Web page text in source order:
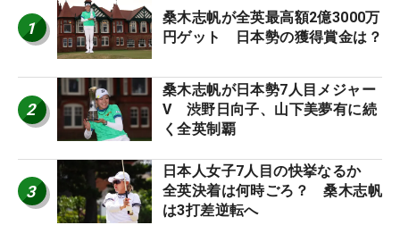
1
桑木志帆が全英最高額2億3000万
円ゲット 日本勢の獲得賞金は？
2
桑木志帆が日本勢7人目メジャー
V 渋野日向子、山下美夢有に続
く全英制覇
3
日本人女子7人目の快挙なるか
全英決着は何時ごろ？ 桑木志帆
は3打差逆転へ